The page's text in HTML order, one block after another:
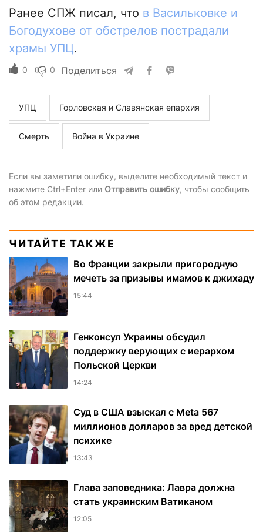
Ранее СПЖ писал, что в Васильковке и
Богодухове от обстрелов пострадали
храмы УПЦ.
0 0 Поделиться
УПЦ Горловская и Славянская епархия
Смерть Война в Украине
Если вы заметили ошибку, выделите необходимый текст и
нажмите Ctrl+Enter или Отправить ошибку, чтобы сообщить
об этом редакции.
ЧИТАЙТЕ ТАКЖЕ
Во Франции закрыли пригородную
мечеть за призывы имамов к джихаду
15:44
Генконсул Украины обсудил
поддержку верующих с иерархом
Польской Церкви
14:24
Суд в США взыскал с Meta 567
миллионов долларов за вред детской
психике
13:43
Глава заповедника: Лавра должна
стать украинским Ватиканом
12:05